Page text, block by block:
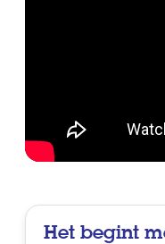
Het begint